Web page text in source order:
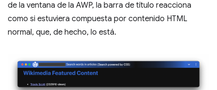
de la ventana de la AWP, la barra de título reacciona
como si estuviera compuesta por contenido HTML
normal, que, de hecho, lo está.